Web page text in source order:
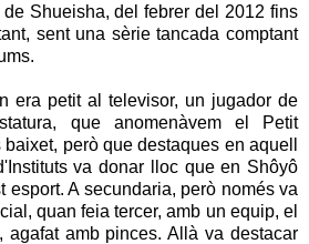
Shueisha, del febrer del 2012 fins
sent una sèrie tancada comptant
era petit al televisor, un jugador de
que anomenàvem el Petit
però que destaques en aquell
va donar lloc que en Shôyô
esport. A secundaria, però només va
quan feia tercer, amb un equip, el
agafat amb pinces. Allà va destacar